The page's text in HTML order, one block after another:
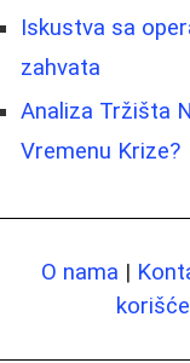
Iskustva sa
zahvata
Analiza Tržišta
Vremenu Krize?
O nama |